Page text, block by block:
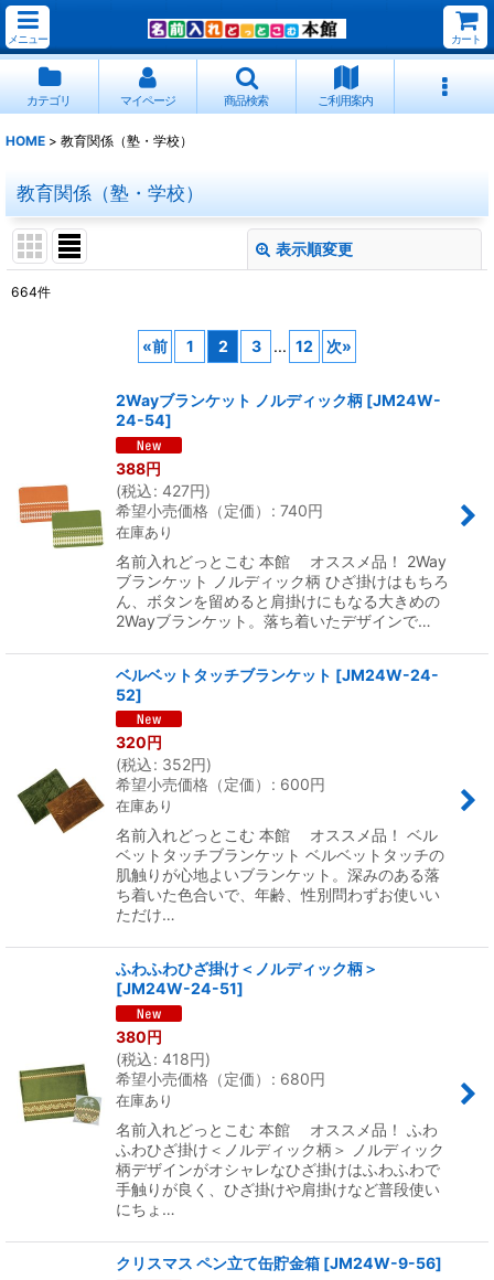
メニュー カート
カテゴリ マイページ 商品検索 ご利用案内
HOME > 教育関係（塾・学校）
教育関係（塾・学校）
表示順変更
664件
«前 1 2 3 ... 12 次»
2Wayブランケット ノルディック柄 [JM24W-
24-54]
388円
(税込: 427円)
希望小売価格（定価）
: 740円
在庫あり
名前入れどっとこむ 本館 オススメ品！ 2Way
ブランケット ノルディック柄 ひざ掛けはもちろ
ん、ボタンを留めると肩掛けにもなる大きめの
2Wayブランケット。落ち着いたデザインで…
ベルベットタッチブランケット [JM24W-24-
52]
320円
(税込: 352円)
希望小売価格（定価）
: 600円
在庫あり
名前入れどっとこむ 本館 オススメ品！ ベル
ベットタッチブランケット ベルベットタッチの
肌触りが心地よいブランケット。深みのある落
ち着いた色合いで、年齢、性別問わずお使いい
ただけ…
ふわふわひざ掛け＜ノルディック柄＞
[JM24W-24-51]
380円
(税込: 418円)
希望小売価格（定価）
: 680円
在庫あり
名前入れどっとこむ 本館 オススメ品！ ふわ
ふわひざ掛け＜ノルディック柄＞ ノルディック
柄デザインがオシャレなひざ掛けはふわふわで
手触りが良く、ひざ掛けや肩掛けなど普段使い
にちょ…
クリスマス ペン立て缶貯金箱 [JM24W-9-56]